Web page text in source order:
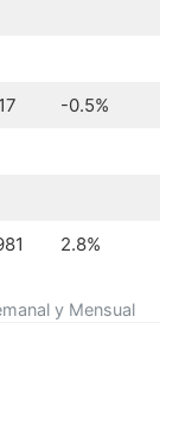
-0.5%
2.8%
y Mensual